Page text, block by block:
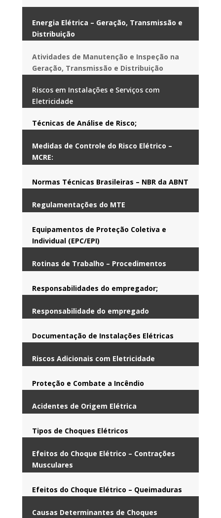
Energia Elétrica – Geração, Transmissão e
Distribuição
Atividades de Manutenção e Inspeção na
Geração, Transmissão e Distribuição
Riscos em Instalações e Serviços com
Eletricidade
Técnicas de Análise de Risco;
Medidas de Controle do Risco Elétrico –
MCRE:
Normas Técnicas Brasileiras – NBR da ABNT
Regulamentações do MTE
Equipamentos de Proteção Coletiva e
Individual (EPC/EPI)
Rotinas de Trabalho – Procedimentos
Responsabilidades do empregador;
Responsabilidade do empregado
Documentação de Instalações Elétricas
Riscos Adicionais com Eletricidade
Proteção e Combate a Incêndio
Acidentes de Origem Elétrica
Tipos de Choques Elétricos
Efeitos do Choque Elétrico – Contrações
Musculares
Efeitos do Choque Elétrico – Queimaduras
Causas Determinantes de Choques